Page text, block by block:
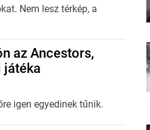
Nem lesz térkép, a
az Ancestors,
játéka
igen egyedinek tűnik.